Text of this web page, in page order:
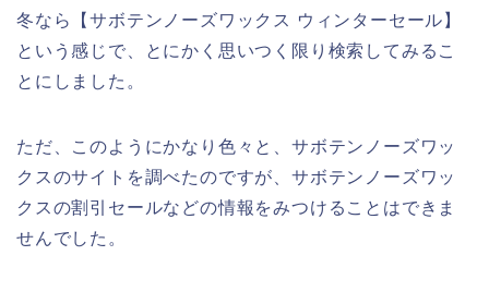
冬なら【サボテンノーズワックス ウィンターセール】
という感じで、とにかく思いつく限り検索してみるこ
とにしました。
ただ、このようにかなり色々と、サボテンノーズワッ
クスのサイトを調べたのですが、サボテンノーズワッ
クスの割引セールなどの情報をみつけることはできま
せんでした。